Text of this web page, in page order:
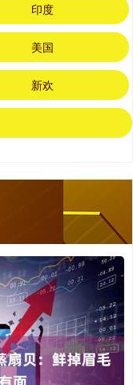
印度
美国
新欢